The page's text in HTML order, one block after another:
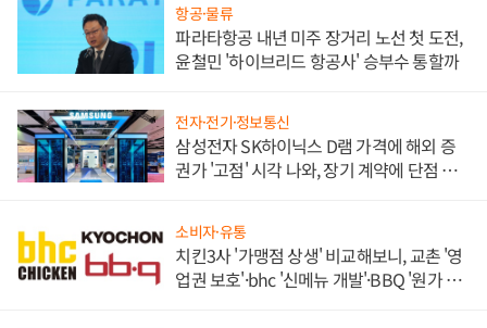
항공·물류
파라타항공 내년 미주 장거리 노선 첫 도전,
윤철민 '하이브리드 항공사' 승부수 통할까
전자·전기·정보통신
삼성전자 SK하이닉스 D램 가격에 해외 증
권가 '고점' 시각 나와, 장기 계약에 단점 부
소비자·유통
치킨3사 '가맹점 상생' 비교해보니, 교촌 '영
업권 보호'·bhc '신메뉴 개발'·BBQ '원가 부